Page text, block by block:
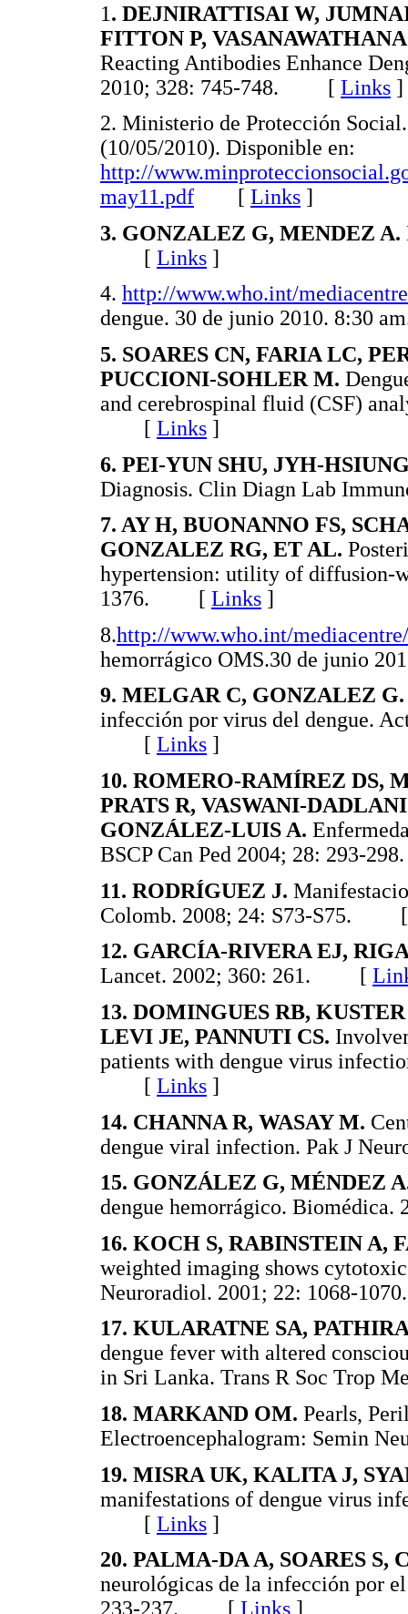
1. DEJNIRATTISAI W,
FITTON P,
Reacting Antibodies Enhance
2010; 328: 745-748. [ Links ]
2. Ministerio de Protección
(10/05/2010). Disponible en:
http://
may11.pdf [ Links ]
3. GONZALEZ G, MENDEZ A.
[ Links ]
4. http://www.who.int/
dengue. 30 de junio 2010.
5. SOARES CN, FARIA LC,
PUCCIONI-SOHLER M.
and cerebrospinal fluid (CSF)
[ Links ]
6. PEI-YUN SHU, JYH-
Diagnosis. Clin Diagn Lab
7. AY H, BUONANNO FS,
GONZALEZ RG, ET AL.
hypertension: utility of diffusion-
1376. [ Links ]
8.http://www.who.int/
hemorrágico OMS.30 de junio
9. MELGAR C, GONZALEZ G.
infección por virus del dengue.
[ Links ]
10. ROMERO-RAMÍREZ DS,
PRATS R, VASWANI-
GONZÁLEZ-LUIS A.
BSCP Can Ped 2004; 28:
11. RODRÍGUEZ J.
Colomb. 2008; 24: S73-S75.
12. GARCÍA-RIVERA EJ,
Lancet. 2002; 360: 261. [
13. DOMINGUES RB,
LEVI JE, PANNUTI CS.
patients with dengue virus
[ Links ]
14. CHANNA R, WASAY M.
dengue viral infection. Pak J
15. GONZÁLEZ G, MÉNDEZ
dengue hemorrágico.
16. KOCH S, RABINSTEIN A,
weighted imaging shows
Neuroradiol. 2001; 22: 1068-
17. KULARATNE SA,
dengue fever with altered
in Sri Lanka. Trans R Soc
18. MARKAND OM. Pearls,
Electroencephalogram:
19. MISRA UK, KALITA J,
manifestations of dengue virus
[ Links ]
20. PALMA-DA A, SOARES S,
neurológicas de la infección por
233-237. [ Links ]